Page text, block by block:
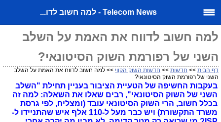
Telecom News - למה חשוב לדו...
למה חשוב לדווח את האמת על השלב
השני של רפורמת השוק הסיטונאי?
דף הבית >> חדשות >> חדשות השוק הקווי >> למה חשוב לדווח את האמת על השלב
השני של רפורמת השוק הסיטונאי?
בעקבות החשיפה של הטעיית הציבור בעניין תחילת "השלב
השני של השוק הסיטונאי", רבים שאלו את השאלה: למה זה
בכלל חשוב, הרי השוק הסיטונאי עובד (ומצליח, לפי גרסת
משרד התקשורת) ויש כבר מעל ל-110 אלף איש שהתניידו ל-